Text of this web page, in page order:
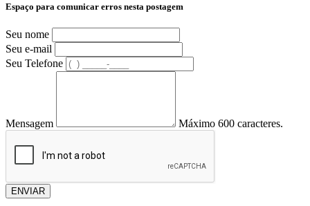
Espaço para comunicar erros nesta postagem
Seu nome
Seu e-mail
Seu Telefone
Mensagem Máximo 600 caracteres.
ENVIAR